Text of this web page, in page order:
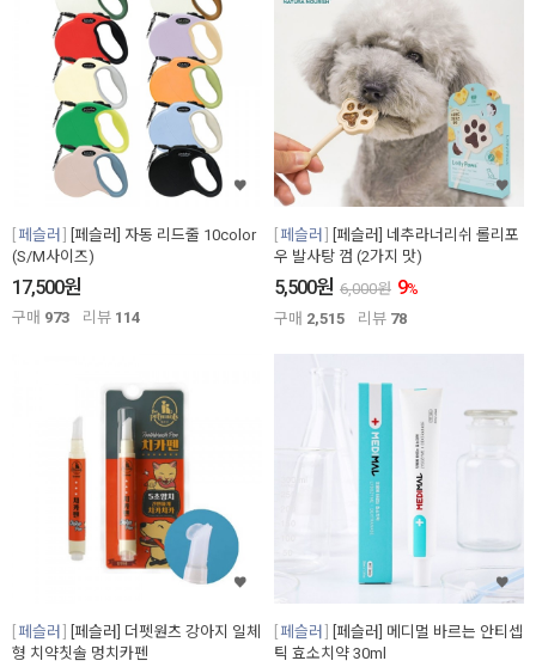
페슬러
[페슬러] 자동 리드줄 10color
(S/M사이즈)
17,500원
구매 973 리뷰 114
페슬러
[페슬러] 네추라너리쉬 롤리포
우 발사탕 껌 (2가지 맛)
5,500원 6,000원 9%
구매 2,515 리뷰 78
페슬러
[페슬러] 더펫원츠 강아지 일체
형 치약칫솔 멍치카펜
페슬러
[페슬러] 메디멀 바르는 안티셉
틱 효소치약 30ml